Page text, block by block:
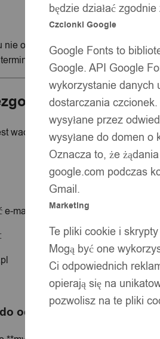
nie obejmuje m.in. produktów
przydatności do użycia.
towaru z
wadliwy lub niezgodny z opisem,
mail. Podaj jak najwięcej
odbioru
będzie działać
Czcionki Google
Google Fonts to
Google. API Google
wykorzystanie danych
dostarczania
wysyłane przez
wysyłane do domen
Oznacza to, że
google.com podczas
Gmail.
Marketing
Te pliki cookie i
Mogą być one
Ci odpowiednich
opierają się na
pozwolisz na te pliki